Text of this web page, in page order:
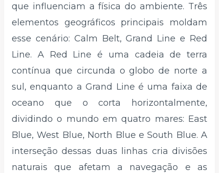
que influenciam a física do ambiente. Três
elementos geográficos principais moldam
esse cenário: Calm Belt, Grand Line e Red
Line. A Red Line é uma cadeia de terra
contínua que circunda o globo de norte a
sul, enquanto a Grand Line é uma faixa de
oceano que o corta horizontalmente,
dividindo o mundo em quatro mares: East
Blue, West Blue, North Blue e South Blue. A
interseção dessas duas linhas cria divisões
naturais que afetam a navegação e as